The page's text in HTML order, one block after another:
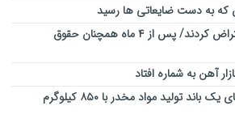
که به دست ضایعاتی ها رسید
معلمان خرید خدمت اعتراض کردند/ پس از ۴ ماه همچنان حقوق
آهن به شماره افتاد
دادستان اسلامشهر: اعضای یک باند تولید مواد مخدر با ۸۵۰ کیلوگرم